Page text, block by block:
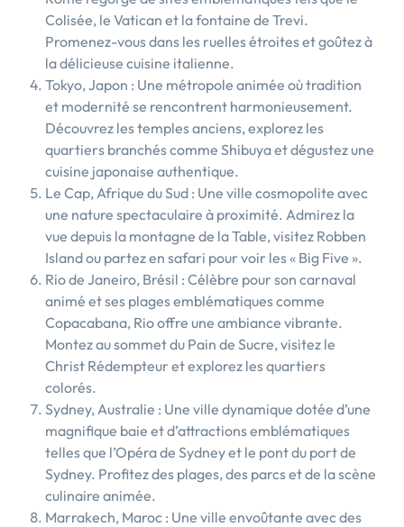
Colisée, le Vatican et la fontaine de Trevi.
Promenez-vous dans les ruelles étroites et goûtez à
la délicieuse cuisine italienne.
Tokyo, Japon : Une métropole animée où tradition
et modernité se rencontrent harmonieusement.
Découvrez les temples anciens, explorez les
quartiers branchés comme Shibuya et dégustez une
cuisine japonaise authentique.
Le Cap, Afrique du Sud : Une ville cosmopolite avec
une nature spectaculaire à proximité. Admirez la
vue depuis la montagne de la Table, visitez Robben
Island ou partez en safari pour voir les « Big Five ».
Rio de Janeiro, Brésil : Célèbre pour son carnaval
animé et ses plages emblématiques comme
Copacabana, Rio offre une ambiance vibrante.
Montez au sommet du Pain de Sucre, visitez le
Christ Rédempteur et explorez les quartiers
colorés.
Sydney, Australie : Une ville dynamique dotée d’une
magnifique baie et d’attractions emblématiques
telles que l’Opéra de Sydney et le pont du port de
Sydney. Profitez des plages, des parcs et de la scène
culinaire animée.
Marrakech, Maroc : Une ville envoûtante avec des